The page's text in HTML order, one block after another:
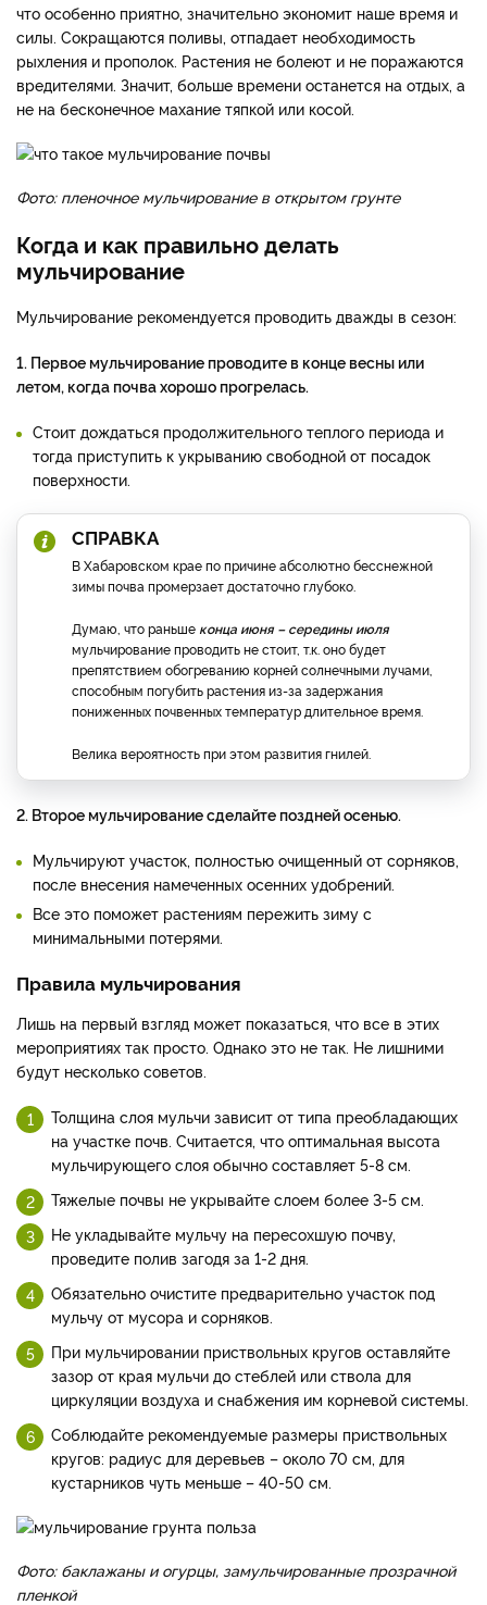
что особенно приятно, значительно экономит наше время и
силы. Сокращаются поливы, отпадает необходимость
рыхления и прополок. Растения не болеют и не поражаются
вредителями. Значит, больше времени останется на отдых, а
не на бесконечное махание тяпкой или косой.
Фото: пленочное мульчирование в открытом грунте
Когда и как правильно делать
мульчирование
Мульчирование рекомендуется проводить дважды в сезон:
1. Первое мульчирование проводите в конце весны или
летом, когда почва хорошо прогрелась.
Стоит дождаться продолжительного теплого периода и
тогда приступить к укрыванию свободной от посадок
поверхности.
СПРАВКА
В Хабаровском крае по причине абсолютно бесснежной
зимы почва промерзает достаточно глубоко.
Думаю, что раньше конца июня – середины июля
мульчирование проводить не стоит, т.к. оно будет
препятствием обогреванию корней солнечными лучами,
способным погубить растения из-за задержания
пониженных почвенных температур длительное время.
Велика вероятность при этом развития гнилей.
2. Второе мульчирование сделайте поздней осенью.
Мульчируют участок, полностью очищенный от сорняков,
после внесения намеченных осенних удобрений.
Все это поможет растениям пережить зиму с
минимальными потерями.
Правила мульчирования
Лишь на первый взгляд может показаться, что все в этих
мероприятиях так просто. Однако это не так. Не лишними
будут несколько советов.
Толщина слоя мульчи зависит от типа преобладающих
на участке почв. Считается, что оптимальная высота
мульчирующего слоя обычно составляет 5-8 см.
Тяжелые почвы не укрывайте слоем более 3-5 см.
Не укладывайте мульчу на пересохшую почву,
проведите полив загодя за 1-2 дня.
Обязательно очистите предварительно участок под
мульчу от мусора и сорняков.
При мульчировании приствольных кругов оставляйте
зазор от края мульчи до стеблей или ствола для
циркуляции воздуха и снабжения им корневой системы.
Соблюдайте рекомендуемые размеры приствольных
кругов: радиус для деревьев – около 70 см, для
кустарников чуть меньше – 40-50 см.
Фото: баклажаны и огурцы, замульчированные прозрачной
пленкой